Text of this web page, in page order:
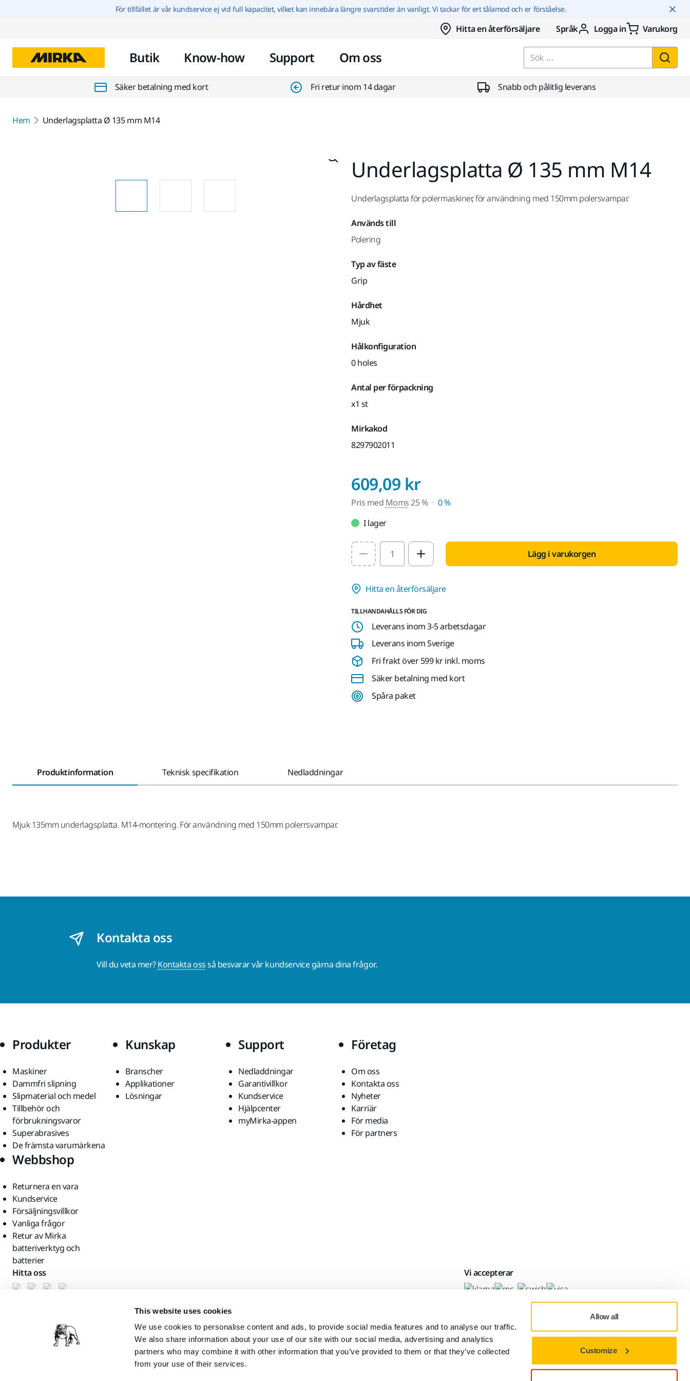
This website uses cookies
We use cookies to personalise content and ads, to provide social media features and to analyse our traffic.
We also share information about your use of our site with our social media, advertising and analytics
partners who may combine it with other information that you’ve provided to them or that they’ve collected
from your use of their services.
Allow all
Customize
Hoppa till innehållet
För tillfället är vår kundservice ej vid full kapacitet, vilket kan innebära längre svarstider än vanligt. Vi tackar för ert tålamod och er förståelse.
Hitta en återförsäljare Språk Logga in Varukorg
Butik Know-how Support Om oss Sök …
Säker betalning med kort Fri retur inom 14 dagar Snabb och pålitlig leverans
Hem Underlagsplatta Ø 135 mm M14
Underlagsplatta Ø 135 mm M14
Underlagsplatta för polermaskiner, för användning med 150mm polersvampar.
Används till
Polering
Typ av fäste
Grip
Hårdhet
Mjuk
Hålkonfiguration
0 holes
Antal per förpackning
x1 st
Mirkakod
8297902011
609,09 krPris med Moms 25 %
Pris med Moms25 %
0 %
I lager
Select quantity value Lägg i varukorgen
Hitta en återförsäljare
TILLHANDAHÅLLS FÖR DIG
Leverans inom 3-5 arbetsdagar
Leverans inom Sverige
Fri frakt över 599 kr inkl. moms
Säker betalning med kort
Spåra paket
Produktinformation Teknisk specifikation Nedladdningar
Mjuk 135mm underlagsplatta. M14-montering. För användning med 150mm polerrsvampar.
Kontakta oss
Vill du veta mer?Kontakta ossså besvarar vår kundservice gärna dina frågor.
Produkter
Maskiner
Dammfri slipning
Slipmaterial och medel
Tillbehör och
förbrukningsvaror
Superabrasives
De främsta varumärkena
Kunskap
Branscher
Applikationer
Lösningar
Support
Nedladdningar
Garantivillkor
Kundservice
Hjälpcenter
myMirka-appen
Företag
Om oss
Kontakta oss
Nyheter
Karriär
För media
För partners
Webbshop
Returnera en vara
Kundservice
Försäljningsvillkor
Vanliga frågor
Retur av Mirka
batteriverktyg och
batterier
Hitta oss
Vi accepterar